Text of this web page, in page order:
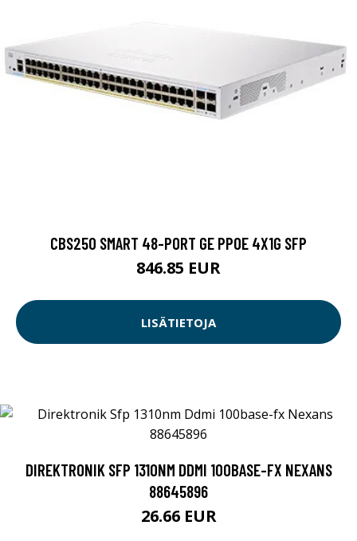
CBS250 SMART 48-PORT GE PPOE 4X1G SFP
846.85 EUR
LISÄTIETOJA
DIREKTRONIK SFP 1310NM DDMI 100BASE-FX NEXANS
88645896
26.66 EUR